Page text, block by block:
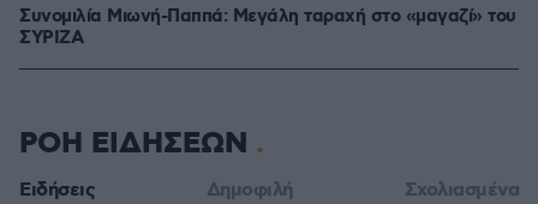
Συνομιλία Μιωνή-Παππά: Μεγάλη ταραχή στο «μαγαζί» του
ΣΥΡΙΖΑ
ΡΟΗ ΕΙΔΗΣΕΩΝ
Ειδήσεις Δημοφιλή Σχολιασμένα